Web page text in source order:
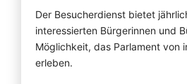
Der Besucherdienst bietet
interessierten Bürgerinnen und
Möglichkeit, das Parlament von
erleben.